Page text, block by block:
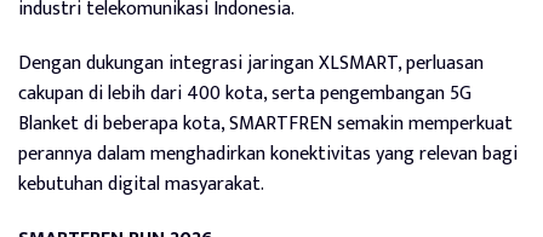
industri telekomunikasi Indonesia.
Dengan dukungan integrasi jaringan XLSMART, perluasan
cakupan di lebih dari 400 kota, serta pengembangan 5G
Blanket di beberapa kota, SMARTFREN semakin memperkuat
perannya dalam menghadirkan konektivitas yang relevan bagi
kebutuhan digital masyarakat.